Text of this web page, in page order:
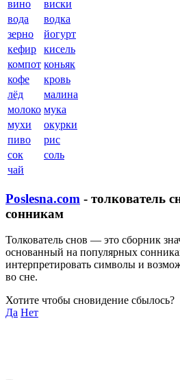
вино
виски
вода
водка
зерно
йогурт
кефир
кисель
компот коньяк
кофе
кровь
лёд
малина
молоко мука
мухи
окурки
пиво
рис
сок
соль
чай
Poslesna.com - толкователь
сонникам
Толкователь снов — это сборник
основанный на популярных
интерпретировать символы и
во сне.
Хотите чтобы сновидение сбылось?
Да Нет